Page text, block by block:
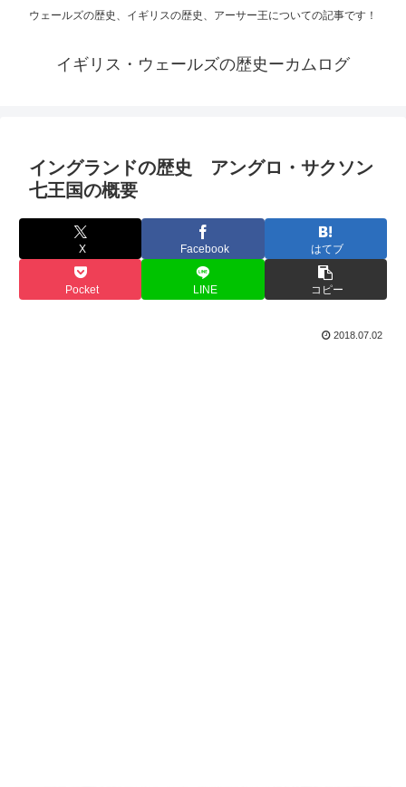
ウェールズの歴史、イギリスの歴史、アーサー王についての記事です！
イギリス・ウェールズの歴史ーカムログ
イングランドの歴史 アングロ・サクソン
七王国の概要
X Facebook はてブ
Pocket LINE コピー
2018.07.02